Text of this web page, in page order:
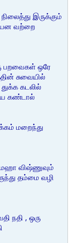
இருக்கும்
வற்றை
பறவைகள் ஒரே
சுவையில்
கடலில்
கண்டால்
மறைந்து
விஷ்ணுவும்
தம்மை வழி
நதி , ஒரு